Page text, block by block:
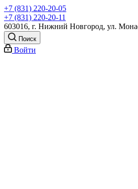
+7 (831) 220-20-05
+7 (831) 220-20-11
603016, г. Нижний Новгород, ул.
Поиск
Войти